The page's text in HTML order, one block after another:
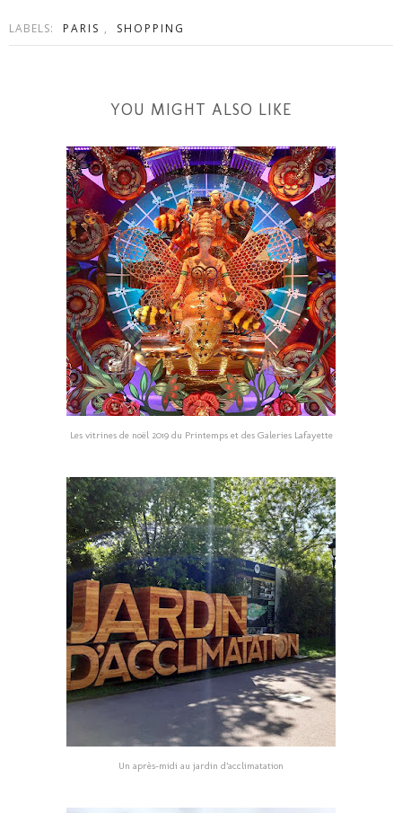
LABELS: PARIS , SHOPPING
YOU MIGHT ALSO LIKE
Les vitrines de noël 2019 du Printemps et des Galeries Lafayette
Un après-midi au jardin d’acclimatation